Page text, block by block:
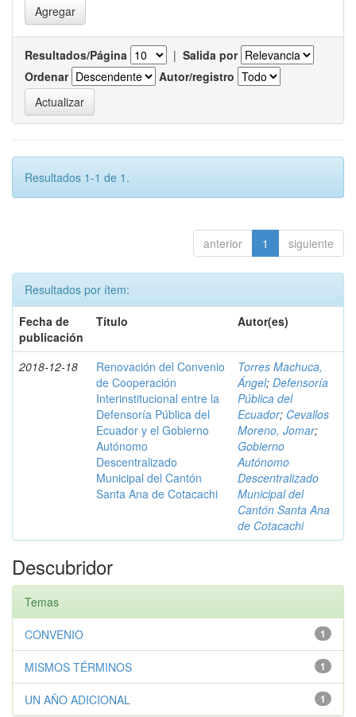
Resultados/Página | Salida por
Ordenar
Autor/registro
Resultados 1-1 de 1.
anterior 1 siguiente
Resultados por ítem:
Fecha de
publicación
Título Autor(es)
2018-12-18
Renovación del Convenio
de Cooperación
Interinstitucional entre la
Defensoría Pública del
Ecuador y el Gobierno
Autónomo
Descentralizado
Municipal del Cantón
Santa Ana de Cotacachi
Torres Machuca,
Ángel; Defensoría
Pública del
Ecuador; Cevallos
Moreno, Jomar;
Gobierno
Autónomo
Descentralizado
Municipal del
Cantón Santa Ana
de Cotacachi
Descubridor
Temas
1
CONVENIO
1
MISMOS TÉRMINOS
1
UN AÑO ADICIONAL